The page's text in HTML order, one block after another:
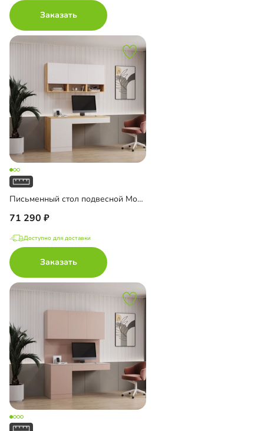
Заказать
Письменный стол подвесной Мобаро-7
71 290
Доступно для доставки
Заказать